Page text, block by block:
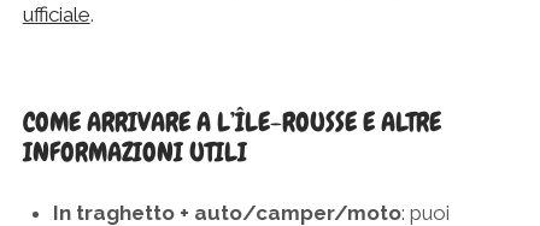
ufficiale.
COME ARRIVARE A L’ÎLE-ROUSSE E ALTRE
INFORMAZIONI UTILI
In traghetto + auto/camper/moto: puoi